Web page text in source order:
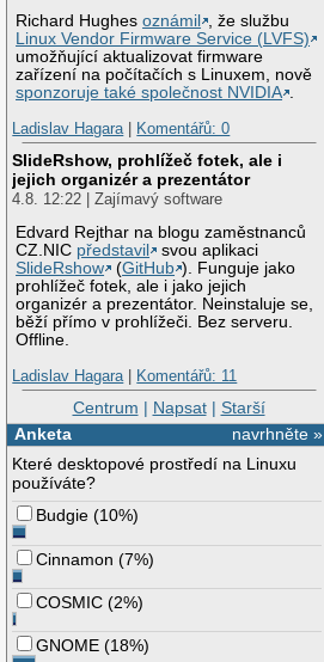
Richard Hughesoznámil
, že službu
Linux Vendor Firmware Service (LVFS)
umožňující aktualizovat firmware
zařízení na počítačích s Linuxem, nově
sponzoruje také společnost NVIDIA .
Ladislav Hagara| Komentářů: 0
SlideRshow, prohlížeč fotek, ale i
jejich organizér a prezentátor
4.8. 12:22 | Zajímavý software
Edvard Rejthar na blogu zaměstnanců
CZ.NIC představil
svou aplikaci
SlideRshow
(GitHub ). Funguje jako
prohlížeč fotek, ale i jako jejich
organizér a prezentátor. Neinstaluje se,
běží přímo v prohlížeči. Bez serveru.
Offline.
Ladislav Hagara| Komentářů: 11
Centrum | Napsat| Starší
navrhněte »
Anketa
Které desktopové prostředí na Linuxu
používáte?
Budgie (10%)
Cinnamon (7%)
COSMIC (2%)
GNOME (18%)